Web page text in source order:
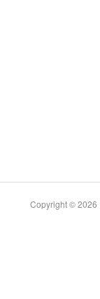
Copyright ©2026